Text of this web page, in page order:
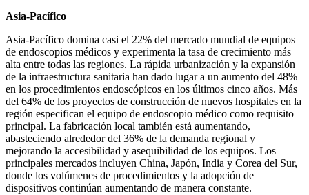
Asia-Pacífico
Asia-Pacífico domina casi el 22% del mercado mundial de equipos
de endoscopios médicos y experimenta la tasa de crecimiento más
alta entre todas las regiones. La rápida urbanización y la expansión
de la infraestructura sanitaria han dado lugar a un aumento del 48%
en los procedimientos endoscópicos en los últimos cinco años. Más
del 64% de los proyectos de construcción de nuevos hospitales en la
región especifican el equipo de endoscopio médico como requisito
principal. La fabricación local también está aumentando,
abasteciendo alrededor del 36% de la demanda regional y
mejorando la accesibilidad y asequibilidad de los equipos. Los
principales mercados incluyen China, Japón, India y Corea del Sur,
donde los volúmenes de procedimientos y la adopción de
dispositivos continúan aumentando de manera constante.